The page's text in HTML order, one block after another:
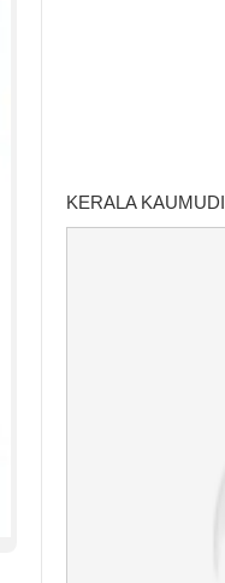
KERALA KAUMUDI